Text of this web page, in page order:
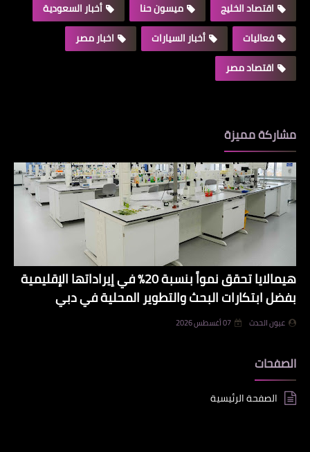
اقتصاد الخليج
ميسون حنا
أخبار السعودية
فعاليات
أخبار السيارات
اخبار مصر
اقتصاد مصر
مشاركة مميزة
هيمالايا تحقق نمواً بنسبة 20% في إيراداتها الإقليمية
بفضل ابتكارات البحث والتطوير المحلية في دبي
عيون الحدث 07 أغسطس 2026
الصفحات
الصفحة الرئيسية